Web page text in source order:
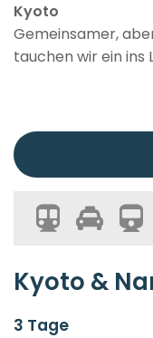
Kyoto
Gemeinsamer,
tauchen wir ein ins
Kyoto &
3 Tage